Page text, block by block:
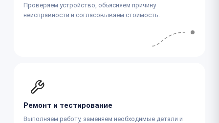
Проверяем устройство, объясняем причину
неисправности и согласовываем стоимость.
Ремонт и тестирование
Выполняем работу, заменяем необходимые детали и